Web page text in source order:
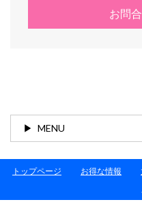
お問
MENU
トップページ お得な情報